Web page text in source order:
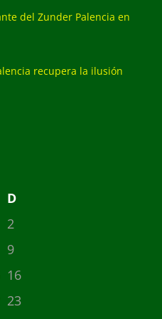
del Zunder Palencia en
recupera la ilusión
D
2
9
16
23